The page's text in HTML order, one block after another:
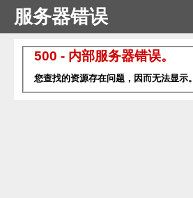
服务器错误
500 - 内部服务器错误。
您查找的资源存在问题，因而无法显示。